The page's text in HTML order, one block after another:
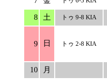
8 土 トゥ 9-8 KIA
9 日 トゥ 2-8 KIA
10 月